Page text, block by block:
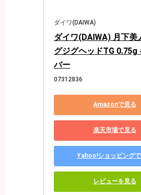
ダイワ(DAIWA)
ダイワ(DAIWA) 月下美
グジグヘッドTG 0.75g
バー
07312836
Amazonで見る
楽天市場で見る
Yahoo!ショッピング
レビューを見る